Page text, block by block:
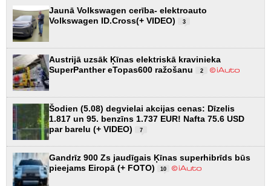
Jaunā Volkswagen cerība- elektroauto
Volkswagen ID.Cross(+ VIDEO)
3
Austrijā uzsāk Ķīnas elektriskā kravinieka
SuperPanther eTopas600 ražošanu
2
Šodien (5.08) degvielai akcijas cenas: Dīzelis
1.817 un 95. benzīns 1.737 EUR! Nafta 75.6 USD
par barelu (+ VIDEO)
7
Gandrīz 900 Zs jaudīgais Ķīnas superhibrīds būs
pieejams Eiropā (+ FOTO)
10